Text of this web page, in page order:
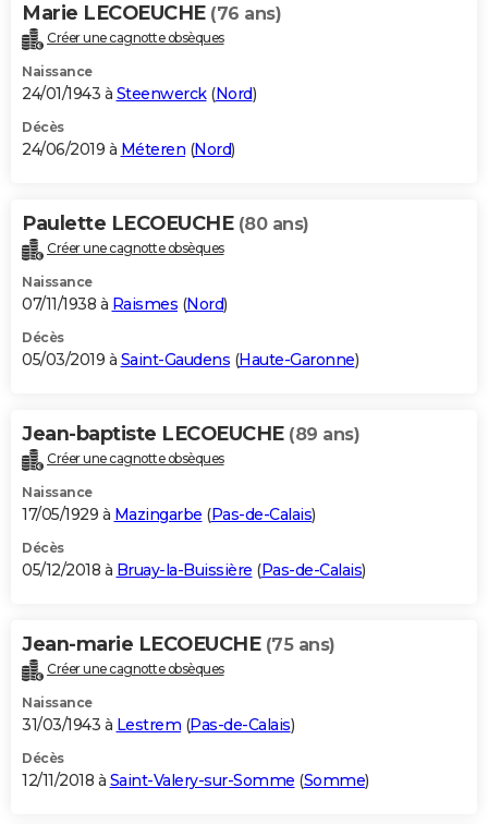
Marie LECOEUCHE (76 ans)
Créer une cagnotte obsèques
Naissance
24/01/1943 à Steenwerck(Nord)
Décès
24/06/2019 à Méteren (Nord)
Paulette LECOEUCHE (80 ans)
Créer une cagnotte obsèques
Naissance
07/11/1938 à Raismes (Nord)
Décès
05/03/2019 à Saint-Gaudens (Haute-Garonne)
Jean-baptiste LECOEUCHE (89 ans)
Créer une cagnotte obsèques
Naissance
17/05/1929 à Mazingarbe (Pas-de-Calais)
Décès
05/12/2018 à Bruay-la-Buissière (Pas-de-Calais)
Jean-marie LECOEUCHE (75 ans)
Créer une cagnotte obsèques
Naissance
31/03/1943 à Lestrem (Pas-de-Calais)
Décès
12/11/2018 à Saint-Valery-sur-Somme (Somme)